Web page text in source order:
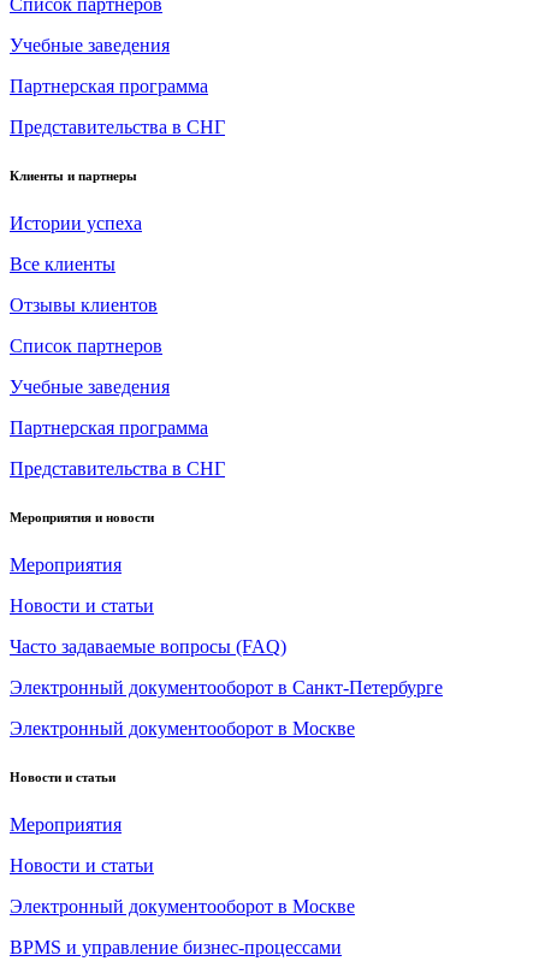
Список партнеров
Учебные заведения
Партнерская программа
Представительства в СНГ
Клиенты и партнеры
Истории успеха
Все клиенты
Отзывы клиентов
Список партнеров
Учебные заведения
Партнерская программа
Представительства в СНГ
Мероприятия и новости
Мероприятия
Новости и статьи
Часто задаваемые вопросы (FAQ)
Электронный документооборот в Санкт-Петербурге
Электронный документооборот в Москве
Новости и статьи
Мероприятия
Новости и статьи
Электронный документооборот в Москве
BPMS и управление бизнес-процессами